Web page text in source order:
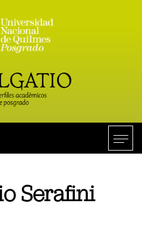
Serafini